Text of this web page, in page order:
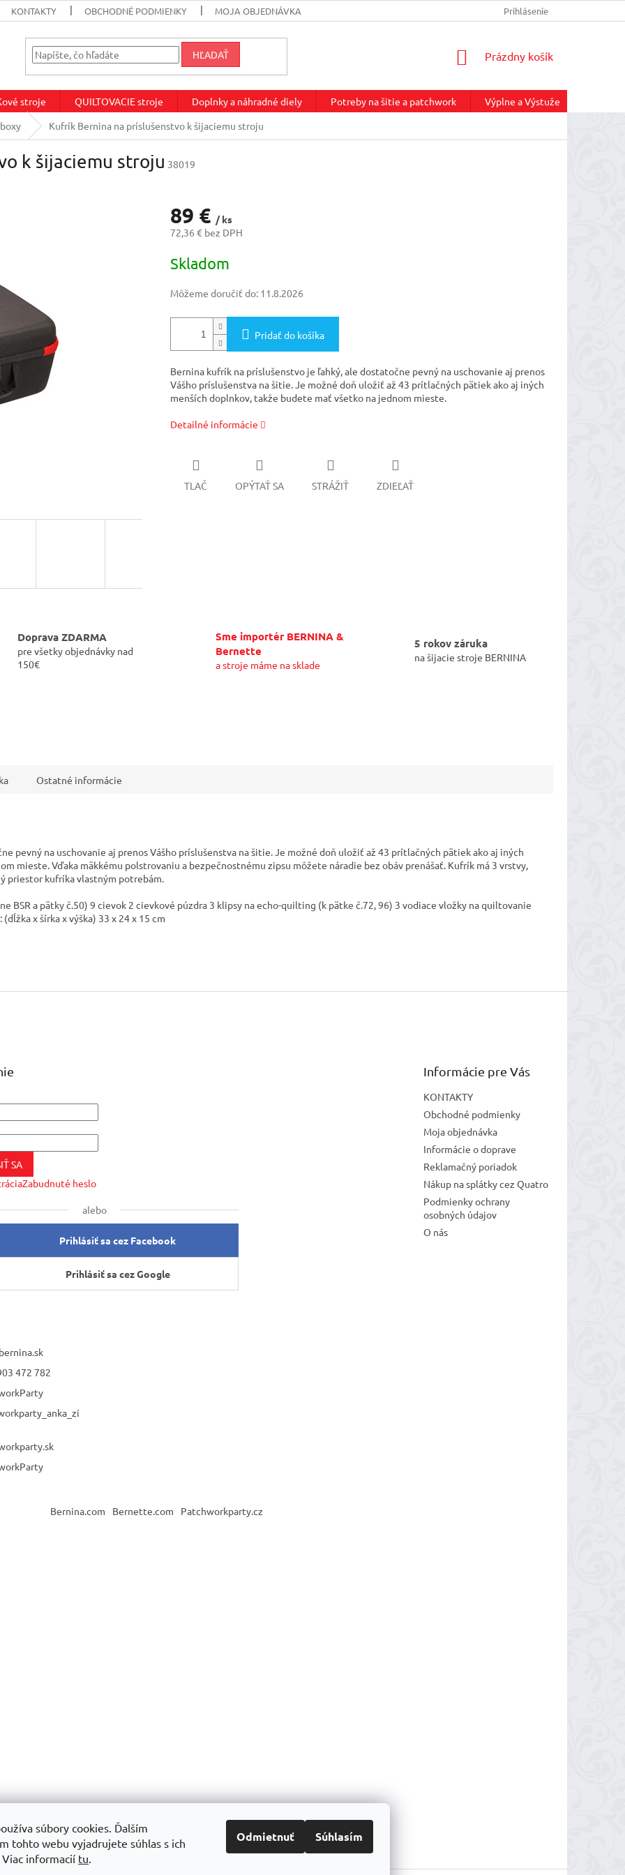
súbory cookies. Ďalším
tohto webu vyjadrujete súhlas s ich
Viac informacií tu.
Odmietnuť Súhlasím
KONTAKTY OBCHODNÉ PODMIENKY MOJA OBJEDNÁVKA REKLAMAČNÝ PORIADOK
Prihlásenie
HĽADAŤ
NÁKUPNÝ
Prázdny košík
stroje QUILTOVACIE stroje Doplnky a náhradné diely Potreby na šitie a patchwork Výplne a Výstuže
Kufrík Bernina na príslušenstvo k šijaciemu stroju
k šijaciemu stroju 38019
89 € / ks
72,36 € bez DPH
cena:
Skladom
Môžeme doručiť do: 11.8.2026
Pridať do košíka
Bernina kufrík na príslušenstvo je ľahký, ale dostatočne pevný na uschovanie aj prenos
Vášho príslušenstva na šitie. Je možné doň uložiť až 43 prítlačných pätiek ako aj iných
menších doplnkov, takže budete mať všetko na jednom mieste.
Detailné informácie
TLAČ OPÝTAŤ SA STRÁŽIŤ ZDIEĽAŤ
Doprava ZDARMA
pre všetky objednávky nad
150€
Sme importér BERNINA &
Bernette
a stroje máme na sklade
5 rokov záruka
na šijacie stroje BERNINA
Ostatné informácie
pevný na uschovanie aj prenos Vášho príslušenstva na šitie. Je možné doň uložiť až 43 prítlačných pätiek ako aj iných
mieste. Vďaka mäkkému polstrovaniu a bezpečnostnému zipsu môžete náradie bez obáv prenášať. Kufrík má 3 vrstvy,
priestor kufríka vlastným potrebám.
BSR a pätky č.50) 9 cievok 2 cievkové púzdra 3 klipsy na echo-quilting (k pätke č.72, 96) 3 vodiace vložky na quiltovanie
x šírka x výška) 33 x 24 x 15 cm
SA
Zabudnuté heslo
alebo
Prihlásiť sa cez Facebook
Prihlásiť sa cez Google
Informácie pre Vás
KONTAKTY
Obchodné podmienky
Moja objednávka
Informácie o doprave
Reklamačný poriadok
Nákup na splátky cez Quatro
Podmienky ochrany
osobných údajov
O nás
bernina.sk
472 782
Bernina.com Bernette.com Patchworkparty.cz